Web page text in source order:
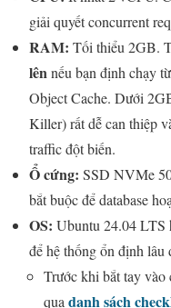
giải quyết concurrent
RAM: Tối thiểu 2GB.
lênnếu bạn định chạy
Object Cache. Dưới
Killer) rất dễ can thiệp
traffic đột biến.
Ổ cứng: SSD NVMe
bắt buộc để database
OS: Ubuntu 24.04 LTS
để hệ thống ổn định lâu
Trước khi bắt tay vào
qua danh sách